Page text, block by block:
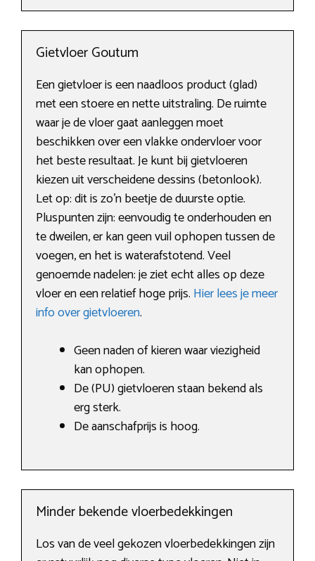
Gietvloer Goutum
Een gietvloer is een naadloos product (glad)
met een stoere en nette uitstraling. De ruimte
waar je de vloer gaat aanleggen moet
beschikken over een vlakke ondervloer voor
het beste resultaat. Je kunt bij gietvloeren
kiezen uit verscheidene dessins (betonlook).
Let op: dit is zo’n beetje de duurste optie.
Pluspunten zijn: eenvoudig te onderhouden en
te dweilen, er kan geen vuil ophopen tussen de
voegen, en het is waterafstotend. Veel
genoemde nadelen: je ziet echt alles op deze
vloer en een relatief hoge prijs. Hier lees je meer
info over gietvloeren.
Geen naden of kieren waar viezigheid
kan ophopen.
De (PU) gietvloeren staan bekend als
erg sterk.
De aanschafprijs is hoog.
Minder bekende vloerbedekkingen
Los van de veel gekozen vloerbedekkingen zijn